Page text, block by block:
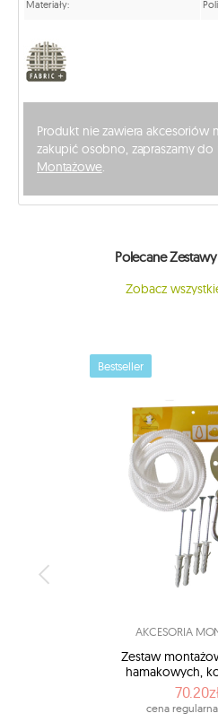
Materiały:
Produkt nie zawiera akcesoriów
zakupić osobno, zapraszamy do
Montażowe.
Polecane
Zobacz
Bestseller
AKCESORIA
Zestaw
hamakowych,
cena